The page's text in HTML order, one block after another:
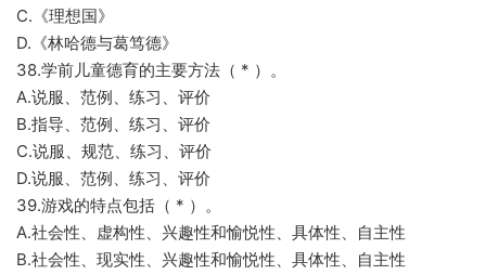
C.《理想国》
D.《林哈德与葛笃德》
38.学前儿童德育的主要方法（ * ）。
A.说服、范例、练习、评价
B.指导、范例、练习、评价
C.说服、规范、练习、评价
D.说服、范例、练习、评价
39.游戏的特点包括（ * ）。
A.社会性、虚构性、兴趣性和愉悦性、具体性、自主性
B.社会性、现实性、兴趣性和愉悦性、具体性、自主性